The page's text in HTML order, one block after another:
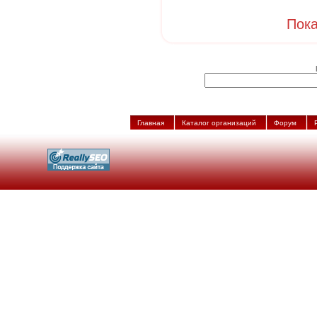
Главная Каталог организаций Форум